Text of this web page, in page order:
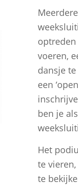
voeren,
dansje
een
ben je
Het
te
te